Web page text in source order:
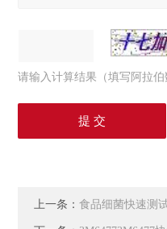
请输入计算结果（填写阿拉
上一条：食品细菌快速测